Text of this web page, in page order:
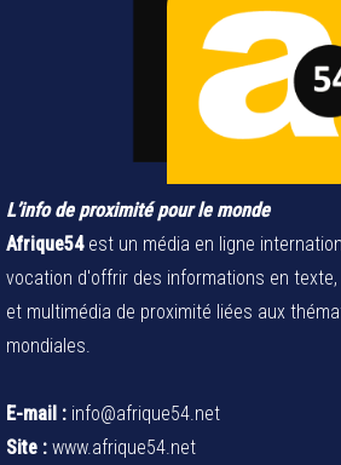
L’info de proximité pour le monde
Afrique54est un média en ligne
vocation d'offrir des informations en texte,
et multimédia de proximité liées aux
mondiales.
E-mail : info@afrique54.net
Site : www.afrique54.net